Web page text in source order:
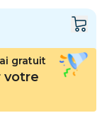
gratuit
votre